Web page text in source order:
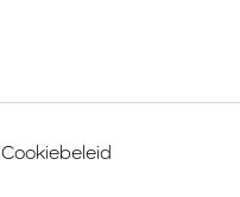
Cookiebeleid